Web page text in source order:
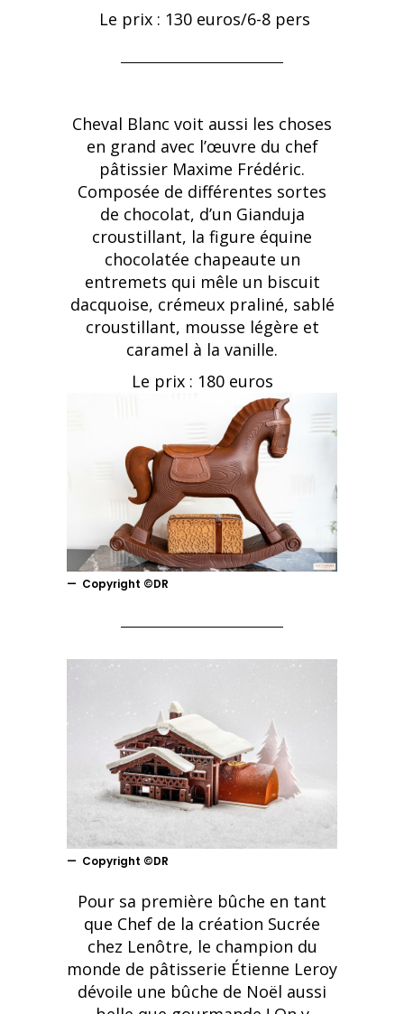
Le prix : 130 euros/6-8 pers
Cheval Blanc voit aussi les choses
en grand avec l’œuvre du chef
pâtissier Maxime Frédéric.
Composée de différentes sortes
de chocolat, d’un Gianduja
croustillant, la figure équine
chocolatée chapeaute un
entremets qui mêle un biscuit
dacquoise, crémeux praliné, sablé
croustillant, mousse légère et
caramel à la vanille.
Le prix : 180 euros
Copyright ©DR
Copyright ©DR
Pour sa première bûche en tant
que Chef de la création Sucrée
chez Lenôtre, le champion du
monde de pâtisserie Étienne Leroy
dévoile une bûche de Noël aussi